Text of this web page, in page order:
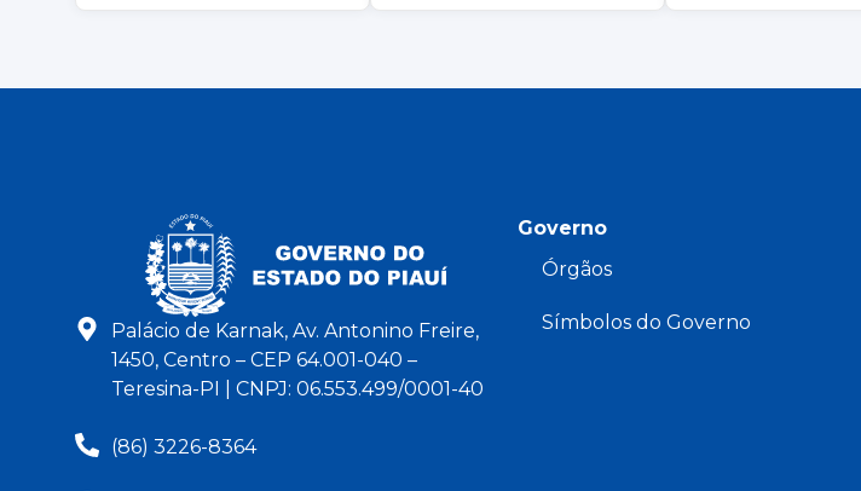
Palácio de Karnak, Av. Antonino Freire,
1450, Centro – CEP 64.001-040 –
Teresina-PI | CNPJ: 06.553.499/0001-40
(86) 3226-8364
Governo
Órgãos
Símbolos do Governo